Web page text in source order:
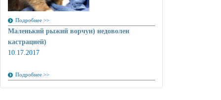
Подробнее >>
Маленький рыжий ворчун) недоволен
кастрацией)
10.17.2017
Подробнее >>